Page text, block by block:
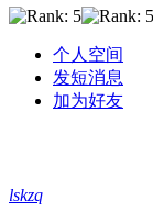
个人空间
发短消息
加为好友
lskzq